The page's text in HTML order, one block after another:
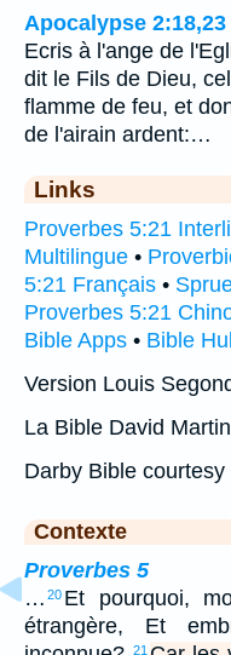
Apocalypse 2:18,23
Ecris à l'ange de
dit le Fils de Dieu,
flamme de feu, et
de l'airain ardent:…
Links
Proverbes 5:21
Multilingue •
5:21 Français •
Proverbes 5:21
Bible Apps • Bible
Version Louis
La Bible David
Darby Bible courtesy
Contexte
Proverbes 5
… 20 Et pourquoi,
étrangère, Et
21